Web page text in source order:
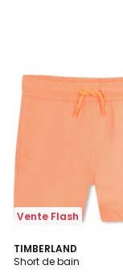
Vente Flash
TIMBERLAND
Short de bain